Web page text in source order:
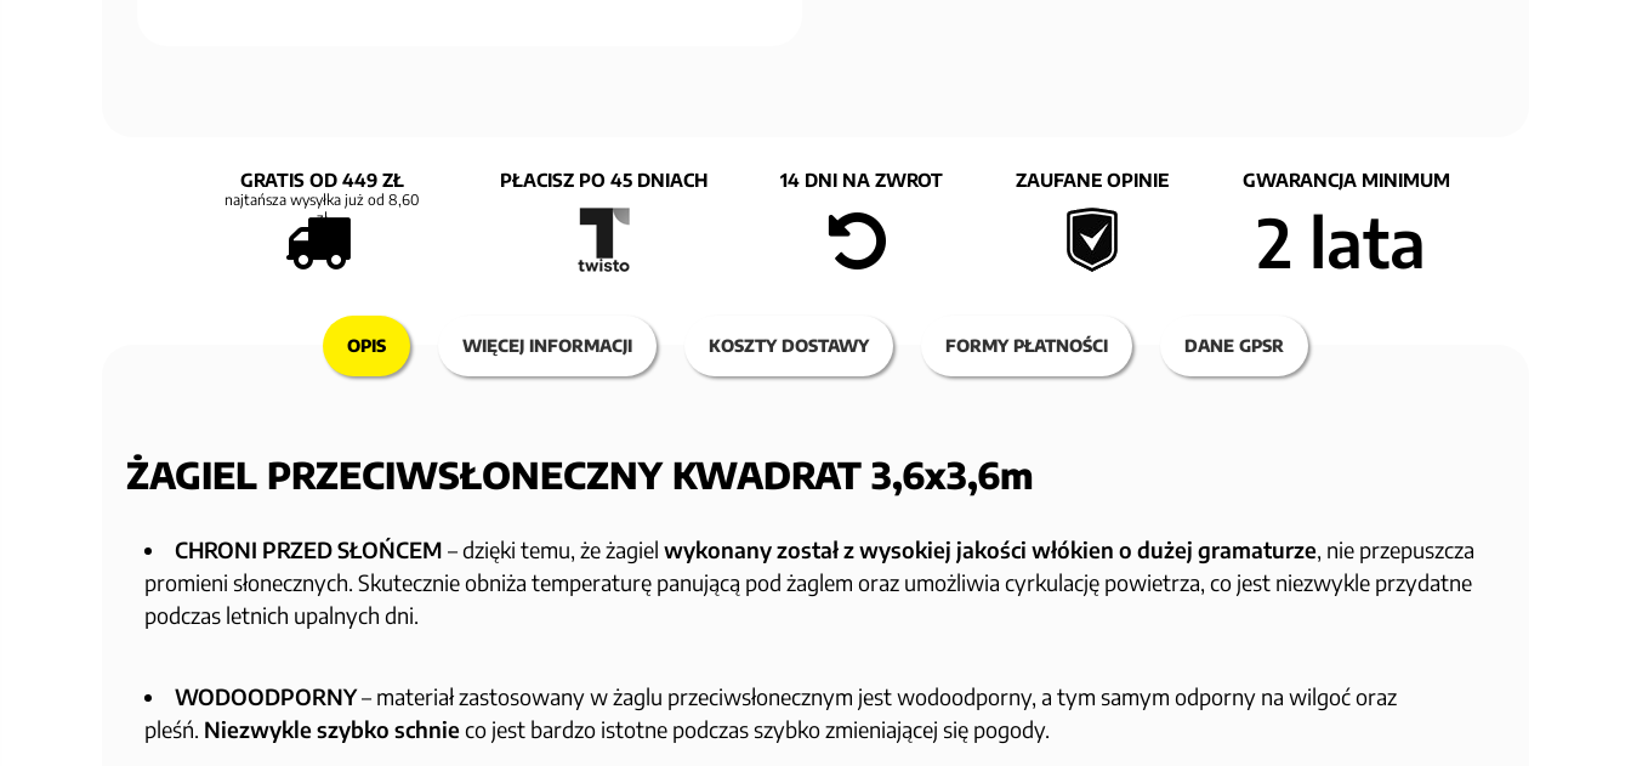
GRATIS OD 449 ZŁ
najtańsza wysyłka już od 8,60
zł
PŁACISZ PO 45 DNIACH 14 DNI NA ZWROT ZAUFANE OPINIE GWARANCJA MINIMUM
2 lata
OPIS WIĘCEJ INFORMACJI KOSZTY DOSTAWY FORMY PŁATNOŚCI DANE GPSR
ŻAGIEL PRZECIWSŁONECZNY KWADRAT 3,6x3,6m
CHRONI PRZED SŁOŃCEM – dzięki temu, że żagiel wykonany został z wysokiej jakości włókien o dużej gramaturze, nie przepuszcza
promieni słonecznych. Skutecznie obniża temperaturę panującą pod żaglem oraz umożliwia cyrkulację powietrza, co jest niezwykle przydatne
podczas letnich upalnych dni.
WODOODPORNY– materiał zastosowany w żaglu przeciwsłonecznym jest wodoodporny, a tym samym odporny na wilgoć oraz
pleśń. Niezwykle szybko schnieco jest bardzo istotne podczas szybko zmieniającej się pogody.